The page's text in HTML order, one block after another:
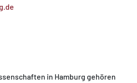
in Hamburg gehören